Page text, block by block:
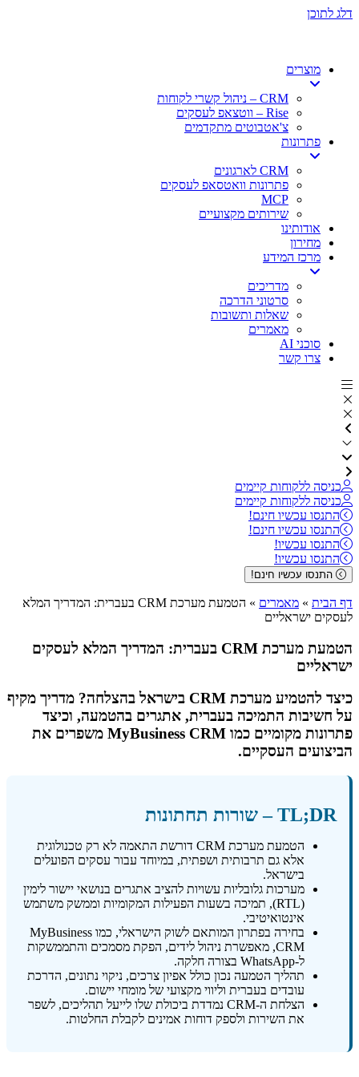
דלג לתוכן
מוצרים
CRM – ניהול קשרי לקוחות
Rise – ווטצאפ לעסקים
צ'אטבוטים מתקדמים
פתרונות
CRM לארגונים
פתרונות וואטסאפ לעסקים
MCP
שירותים מקצועיים
אודותינו
מחירון
מרכז המידע
מדריכים
סרטוני הדרכה
שאלות ותשובות
מאמרים
סוכני AI
צרו קשר
כניסה ללקוחות קיימים
כניסה ללקוחות קיימים
התנסו עכשיו חינם!
התנסו עכשיו חינם!
התנסו עכשיו!
התנסו עכשיו!
התנסו עכשיו חינם!
דף הבית » מאמרים »
הטמעת מערכת CRM בעברית: המדריך המלא
לעסקים ישראליים
הטמעת מערכת CRM בעברית: המדריך המלא לעסקים
ישראליים
כיצד להטמיע מערכת CRM בישראל בהצלחה? מדריך מקיף
על חשיבות התמיכה בעברית, אתגרים בהטמעה, וכיצד
פתרונות מקומיים כמו MyBusiness CRM משפרים את
הביצועים העסקיים.
TL;DR – שורות תחתונות
הטמעת מערכת CRM דורשת התאמה לא רק טכנולוגית
אלא גם תרבותית ושפתית, במיוחד עבור עסקים הפועלים
בישראל.
מערכות גלובליות עשויות להציב אתגרים בנושאי יישור לימין
(RTL), תמיכה בשעות הפעילות המקומיות וממשק משתמש
אינטואיטיבי.
בחירה בפתרון המותאם לשוק הישראלי, כמו MyBusiness
CRM, מאפשרת ניהול לידים, הפקת מסמכים והתממשקות
ל-WhatsApp בצורה חלקה.
תהליך הטמעה נכון כולל אפיון צרכים, ניקוי נתונים, הדרכת
עובדים בעברית וליווי מקצועי של מומחי יישום.
הצלחת ה-CRM נמדדת ביכולת שלו לייעל תהליכים, לשפר
את השירות ולספק דוחות אמינים לקבלת החלטות.